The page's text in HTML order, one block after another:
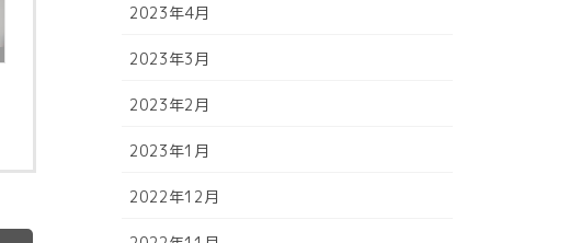
2023年4月
2023年3月
2023年2月
2023年1月
2022年12月